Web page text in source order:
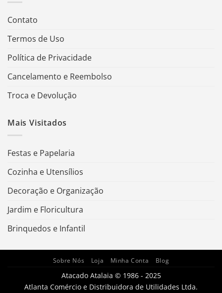
Contato
Termos de Uso
Política de Privacidade
Cancelamento e Reembolso
Troca e Devolução
Mais Visitados
Festas e Papelaria
Cozinha e Utensílios
Decoração e Organização
Jardim e Floricultura
Brinquedos e Infantil
Sobre Nós Loja Minha Conta Blog
Atacado Atalaia © 1986 - 2025
Atlanta Comércio e Distribuidora de Utilidades Ltda.